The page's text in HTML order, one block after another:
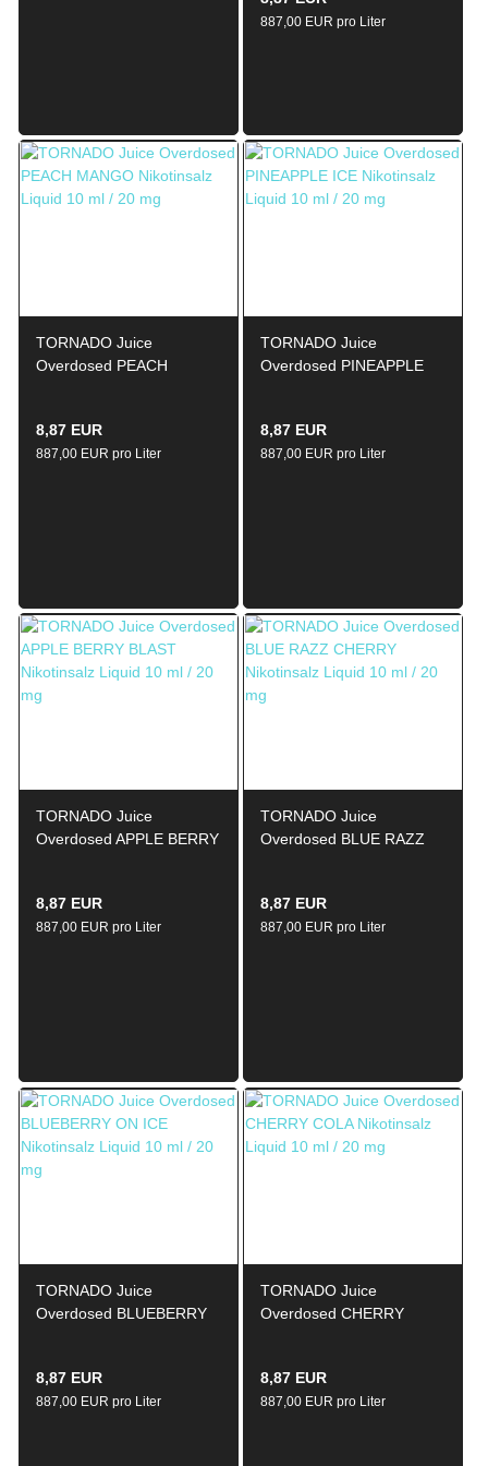
887,00 EUR pro Liter
TORNADO Juice
Overdosed PEACH
8,87 EUR
887,00 EUR pro Liter
TORNADO Juice
Overdosed PINEAPPLE
8,87 EUR
887,00 EUR pro Liter
TORNADO Juice
Overdosed APPLE BERRY
8,87 EUR
887,00 EUR pro Liter
TORNADO Juice
Overdosed BLUE RAZZ
8,87 EUR
887,00 EUR pro Liter
TORNADO Juice
Overdosed BLUEBERRY
8,87 EUR
887,00 EUR pro Liter
TORNADO Juice
Overdosed CHERRY
8,87 EUR
887,00 EUR pro Liter